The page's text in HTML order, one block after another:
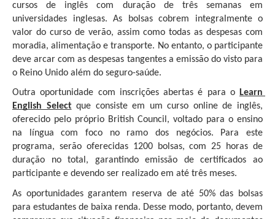
cursos de inglês com duração de três semanas em
universidades inglesas. As bolsas cobrem integralmente o
valor do curso de verão, assim como todas as despesas com
moradia, alimentação e transporte. No entanto, o participante
deve arcar com as despesas tangentes a emissão do visto para
o Reino Unido além do seguro-saúde.
Outra oportunidade com inscrições abertas é para o Learn
English Select que consiste em um curso online de inglês,
oferecido pelo próprio British Council, voltado para o ensino
na língua com foco no ramo dos negócios. Para este
programa, serão oferecidas 1200 bolsas, com 25 horas de
duração no total, garantindo emissão de certificados ao
participante e devendo ser realizado em até três meses.
As oportunidades garantem reserva de até 50% das bolsas
para estudantes de baixa renda. Desse modo, portanto, devem